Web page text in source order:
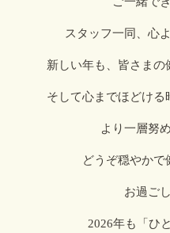
スタッフ一同、心
新しい年も、皆さまの
そして心までほどける
より一層努
どうぞ穏やかで
お過ご
2026年も「ひ